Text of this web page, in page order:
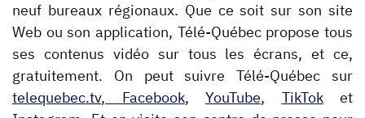
neuf bureaux régionaux. Que ce soit sur son site
Web ou son application, Télé-Québec propose tous
ses contenus vidéo sur tous les écrans, et ce,
gratuitement. On peut suivre Télé-Québec sur
telequebec.tv, Facebook, YouTube, TikToket